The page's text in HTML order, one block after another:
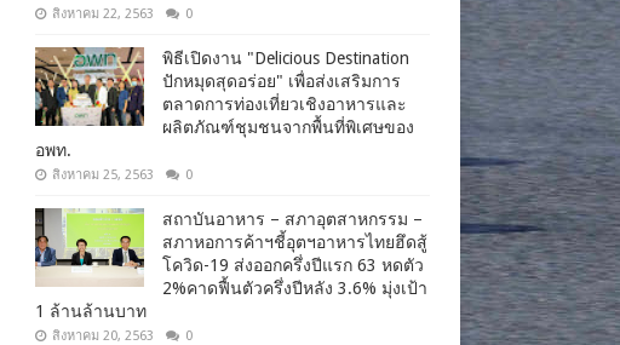
สิงหาคม 22, 2563 0
พิธีเปิดงาน "Delicious Destination
ปักหมุดสุดอร่อย" เพื่อส่งเสริมการ
ตลาดการท่องเที่ยวเชิงอาหารและ
ผลิตภัณฑ์ชุมชนจากพื้นที่พิเศษของ
อพท.
สิงหาคม 25, 2563 0
สถาบันอาหาร – สภาอุตสาหกรรม –
สภาหอการค้าฯชี้อุตฯอาหารไทยฮึดสู้
โควิด-19 ส่งออกครึ่งปีแรก 63 หดตัว
2%คาดฟื้นตัวครึ่งปีหลัง 3.6% มุ่งเป้า
1 ล้านล้านบาท
สิงหาคม 20, 2563 0